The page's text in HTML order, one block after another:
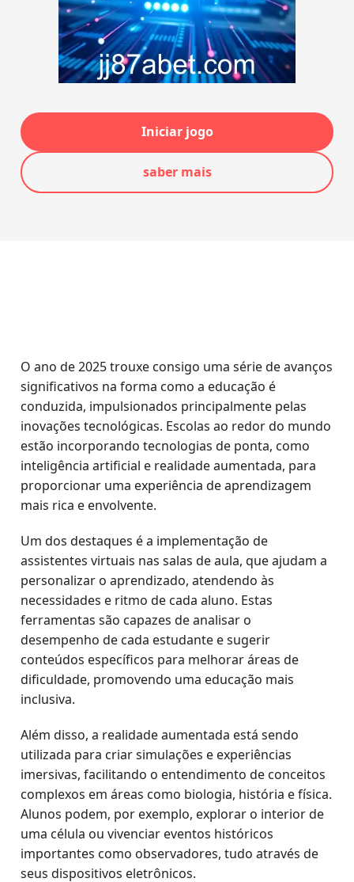
Iniciar jogo
saber mais
O ano de 2025 trouxe consigo uma série de avanços
significativos na forma como a educação é
conduzida, impulsionados principalmente pelas
inovações tecnológicas. Escolas ao redor do mundo
estão incorporando tecnologias de ponta, como
inteligência artificial e realidade aumentada, para
proporcionar uma experiência de aprendizagem
mais rica e envolvente.
Um dos destaques é a implementação de
assistentes virtuais nas salas de aula, que ajudam a
personalizar o aprendizado, atendendo às
necessidades e ritmo de cada aluno. Estas
ferramentas são capazes de analisar o
desempenho de cada estudante e sugerir
conteúdos específicos para melhorar áreas de
dificuldade, promovendo uma educação mais
inclusiva.
Além disso, a realidade aumentada está sendo
utilizada para criar simulações e experiências
imersivas, facilitando o entendimento de conceitos
complexos em áreas como biologia, história e física.
Alunos podem, por exemplo, explorar o interior de
uma célula ou vivenciar eventos históricos
importantes como observadores, tudo através de
seus dispositivos eletrônicos.